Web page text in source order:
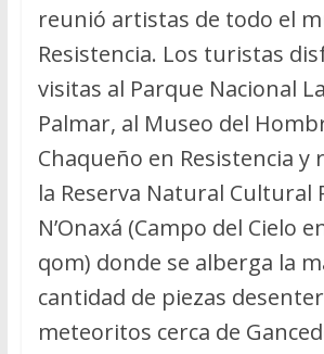
reunió artistas de todo el
Resistencia. Los turistas
visitas al Parque Nacional
Palmar, al Museo del
Chaqueño en Resistencia y
la Reserva Natural Cultural
N’Onaxá (Campo del Cielo
qom) donde se alberga la
cantidad de piezas
meteoritos cerca de